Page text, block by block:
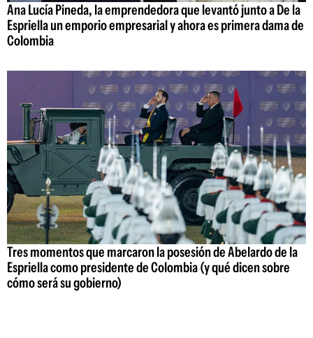
Ana Lucía Pineda, la emprendedora que levantó junto a De la
Espriella un emporio empresarial y ahora es primera dama de
Colombia
Tres momentos que marcaron la posesión de Abelardo de la
Espriella como presidente de Colombia (y qué dicen sobre
cómo será su gobierno)